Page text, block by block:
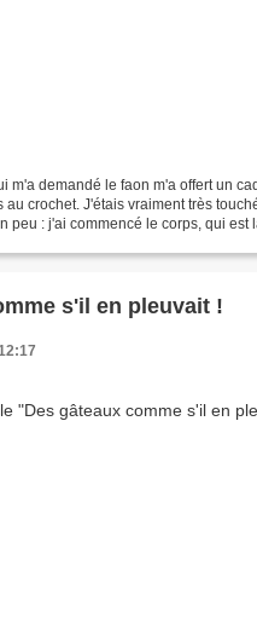
m'a demandé le faon m'a offert un
au crochet. J'étais vraiment très
peu : j'ai commencé le corps, qui est
s'il en pleuvait !